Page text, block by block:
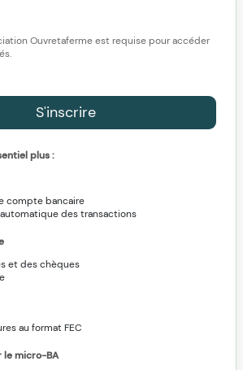
Ouvretaferme est requise pour accéder
S'inscrire
plus :
compte bancaire
des transactions
et des chèques
au format FEC
micro-BA